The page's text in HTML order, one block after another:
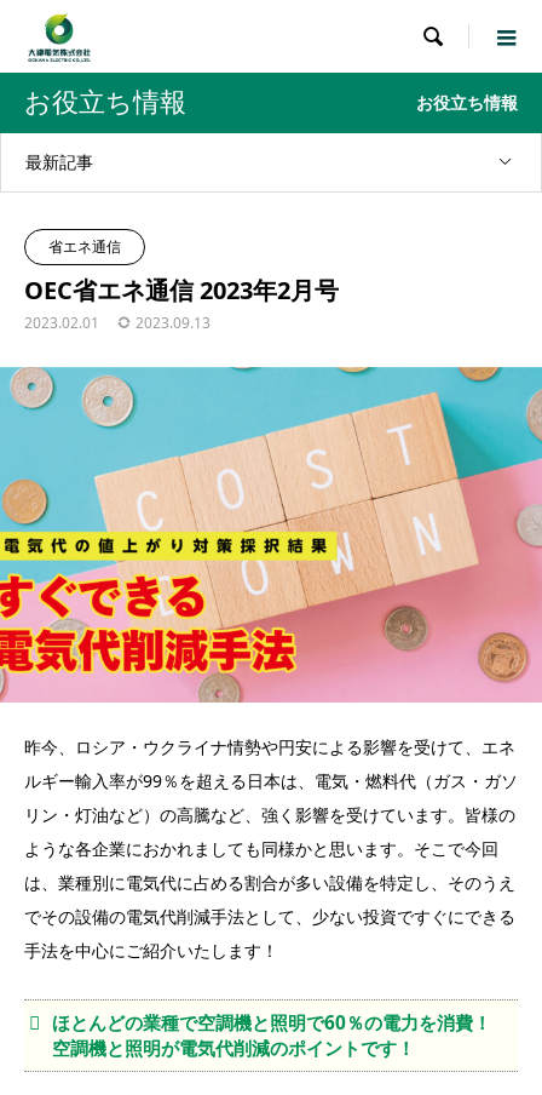

お役立ち情報 お役立ち情報
最新記事
省エネ通信
OEC省エネ通信 2023年2月号
2023.02.01 2023.09.13
昨今、ロシア・ウクライナ情勢や円安による影響を受けて、エネ
ルギー輸入率が99％を超える日本は、電気・燃料代（ガス・ガソ
リン・灯油など）の高騰など、強く影響を受けています。皆様の
ような各企業におかれましても同様かと思います。そこで今回
は、業種別に電気代に占める割合が多い設備を特定し、そのうえ
でその設備の電気代削減手法として、少ない投資ですぐにできる
手法を中心にご紹介いたします！
ほとんどの業種で空調機と照明で60％の電力を消費！
空調機と照明が電気代削減のポイントです！